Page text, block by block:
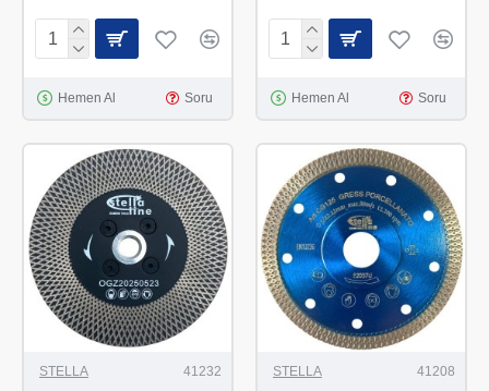
Hemen Al Soru Hemen Al Soru
STELLA 41232 STELLA 41208